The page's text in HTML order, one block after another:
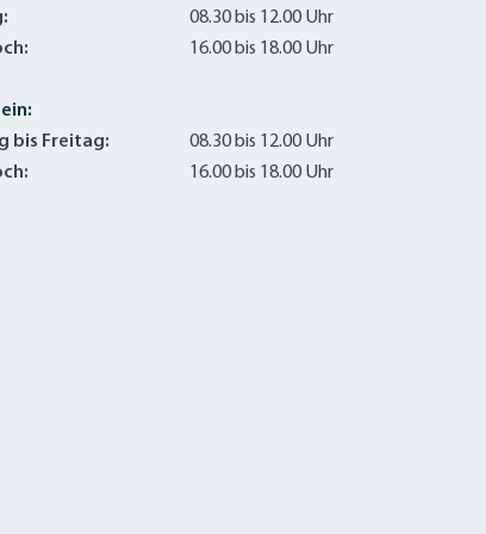
08.30 bis 12.00 Uhr
16.00 bis 18.00 Uhr
bis Freitag:
08.30 bis 12.00 Uhr
16.00 bis 18.00 Uhr